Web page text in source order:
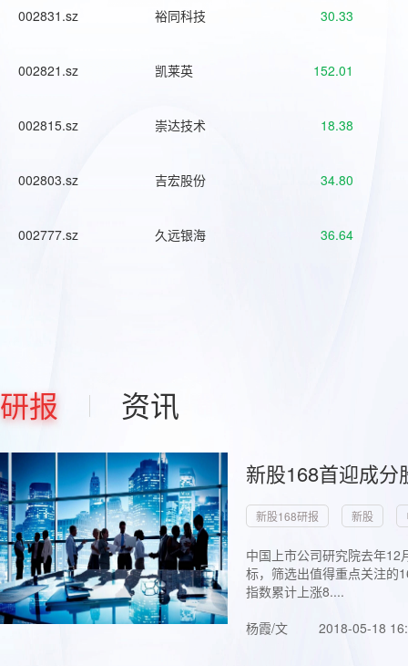
002831.sz 裕同科技 30.33
002821.sz 凯莱英 152.01
002815.sz 崇达技术 18.38
002803.sz 吉宏股份 34.80
002777.sz 久远银海 36.64
研报 资讯
新股168首迎成
新股168研报 新股
中国上市公司研究院去年
标，筛选出值得重点关注的
指数累计上涨8....
杨霞/文
2018-05-18